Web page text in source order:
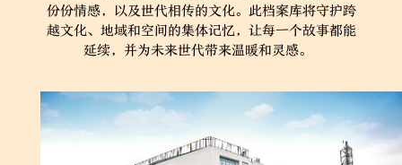
份份情感，以及世代相传的文化。此档案库将守护跨
越文化、地域和空间的集体记忆，让每一个故事都能
延续，并为未来世代带来温暖和灵感。